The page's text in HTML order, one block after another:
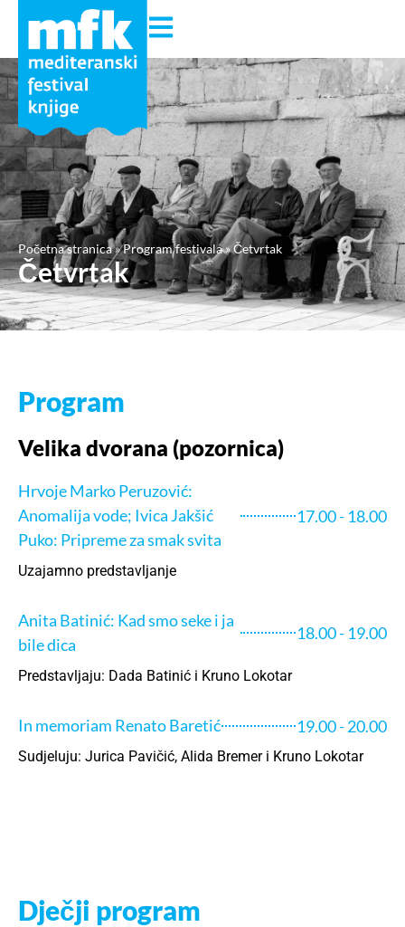
Početna stranica»Program festivala»Četvrtak
Četvrtak
Program
Velika dvorana (pozornica)
Hrvoje Marko Peruzović:
Anomalija vode; Ivica Jakšić
Puko: Pripreme za smak svita
17.00 - 18.00
Uzajamno predstavljanje
Anita Batinić: Kad smo seke i ja
bile dica
18.00 - 19.00
Predstavljaju: Dada Batinić i Kruno Lokotar
In memoriam Renato Baretić 19.00 - 20.00
Sudjeluju: Jurica Pavičić, Alida Bremer i Kruno Lokotar
Dječji program